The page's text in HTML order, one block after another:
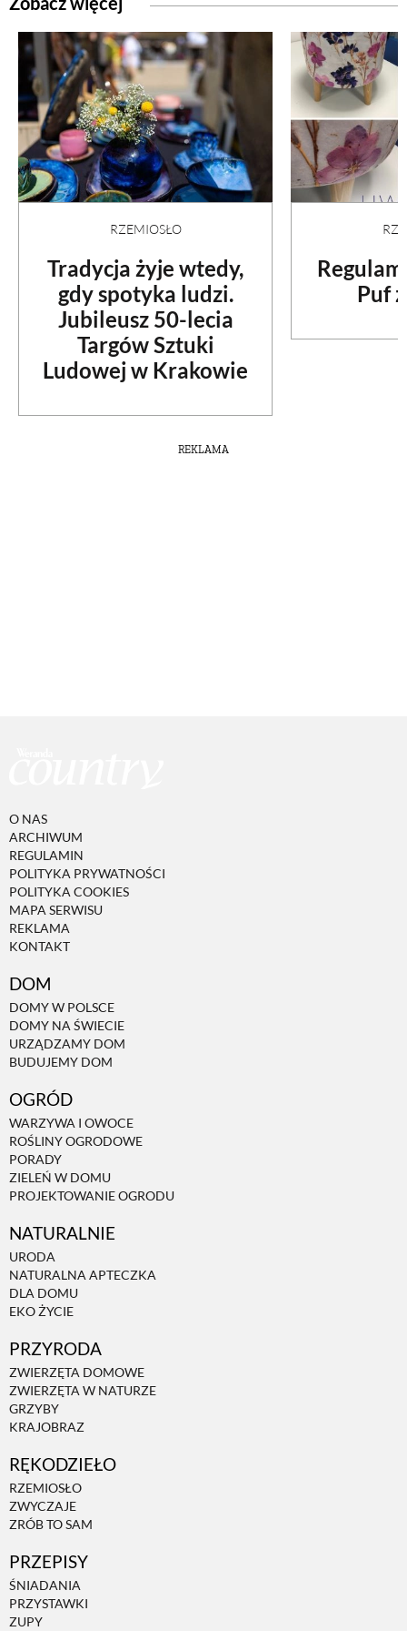
RZEMIOSŁO
Tradycja żyje wtedy,
gdy spotyka ludzi.
Jubileusz 50-lecia
Targów Sztuki
Ludowej w Krakowie
Puf
REKLAMA
O NAS
ARCHIWUM
REGULAMIN
POLITYKA PRYWATNOŚCI
POLITYKA COOKIES
MAPA SERWISU
REKLAMA
KONTAKT
DOM
DOMY W POLSCE
DOMY NA ŚWIECIE
URZĄDZAMY DOM
BUDUJEMY DOM
OGRÓD
WARZYWA I OWOCE
ROŚLINY OGRODOWE
PORADY
ZIELEŃ W DOMU
PROJEKTOWANIE OGRODU
NATURALNIE
URODA
NATURALNA APTECZKA
DLA DOMU
EKO ŻYCIE
PRZYRODA
ZWIERZĘTA DOMOWE
ZWIERZĘTA W NATURZE
GRZYBY
KRAJOBRAZ
RĘKODZIEŁO
RZEMIOSŁO
ZWYCZAJE
ZRÓB TO SAM
PRZEPISY
ŚNIADANIA
PRZYSTAWKI
ZUPY